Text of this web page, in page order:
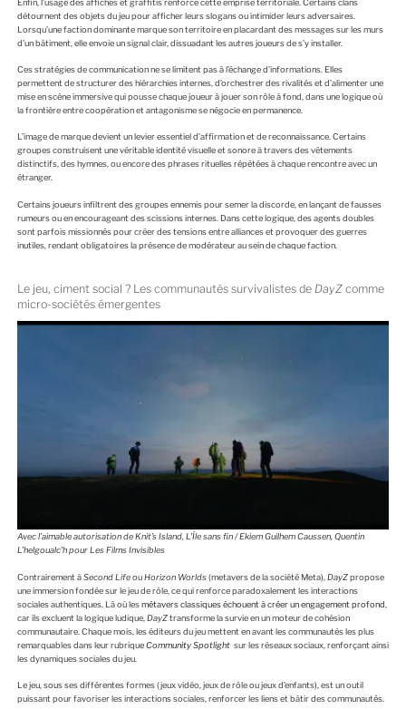
Enfin, l’usage des affiches et graffitis renforce cette emprise territoriale. Certains clans
détournent des objets du jeu pour afficher leurs slogans ou intimider leurs adversaires.
Lorsqu’une faction dominante marque son territoire en placardant des messages sur les murs
d’un bâtiment, elle envoie un signal clair, dissuadant les autres joueurs de s’y installer.
Ces stratégies de communication ne se limitent pas à l’échange d’informations. Elles
permettent de structurer des hiérarchies internes, d’orchestrer des rivalités et d’alimenter une
mise en scène immersive qui pousse chaque joueur à jouer son rôle à fond, dans une logique où
la frontière entre coopération et antagonisme se négocie en permanence.
L’image de marque devient un levier essentiel d’affirmation et de reconnaissance. Certains
groupes construisent une véritable identité visuelle et sonore à travers des vêtements
distinctifs, des hymnes, ou encore des phrases rituelles répétées à chaque rencontre avec un
étranger.
Certains joueurs infiltrent des groupes ennemis pour semer la discorde, en lançant de fausses
rumeurs ou en encourageant des scissions internes. Dans cette logique, des agents doubles
sont parfois missionnés pour créer des tensions entre alliances et provoquer des guerres
inutiles, rendant obligatoires la présence de modérateur au sein de chaque faction.
Le jeu, ciment social ? Les communautés survivalistes de DayZcomme
micro-sociétés émergentes
Avec l’aimable autorisation de Knit’s Island, L’Île sans fin / Ekiem Guilhem Caussen, Quentin
L’helgoualc’h pour Les Films Invisibles
Contrairement àSecond LifeouHorizon Worlds(metavers de la société Meta), DayZpropose
une immersion fondée sur le jeu de rôle, ce qui renforce paradoxalement les interactions
sociales authentiques. Là où lesmétavers classiques échouent à créer un engagement profond
car ils excluent la logique ludique, DayZtransforme la survie en un moteur de cohésion
communautaire. Chaque mois, les éditeurs du jeu mettent en avant les communautés les plus
remarquables dans leur rubriqueCommunity Spotlight sur les réseaux sociaux, renforçant ainsi
les dynamiques sociales du jeu.
Le jeu, sous ses différentes formes (jeux vidéo, jeux de rôle ou jeux d’enfants), est un outil
puissant pour favoriser les interactions sociales, renforcer les liens et bâtir des communautés.